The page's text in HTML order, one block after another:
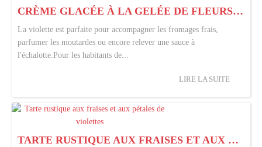
CRÈME GLACÉE À LA GELÉE DE FLEURS DE VIOLETTES ET MASCARPONE
La violette est parfaite pour accompagner les fromages frais,
parfumer les moutardes ou encore relever une sauce à
l'échalotte.Pour les habitants de...
LIRE LA SUITE
TARTE RUSTIQUE AUX FRAISES ET AUX PÉTALES DE VIOLETTES